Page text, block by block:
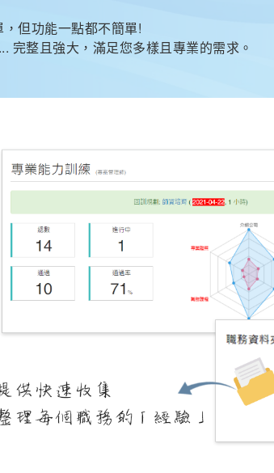
但功能一點都不簡單!
完整且強大，滿足您多樣且專業的需求。